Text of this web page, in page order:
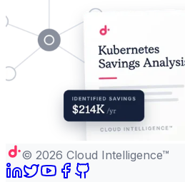
© 2026 Cloud Intelligence™